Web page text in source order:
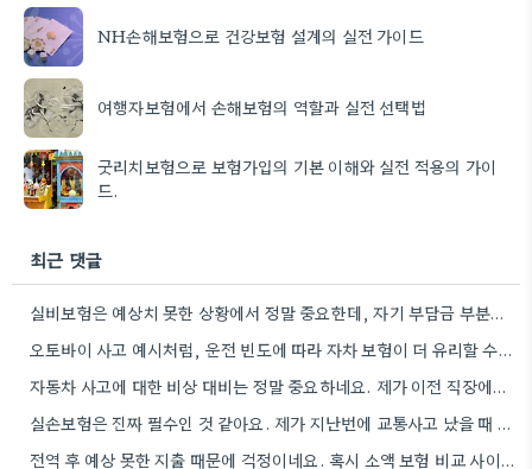
NH손해보험으로 건강보험 설계의 실전 가이드
여행자보험에서 손해보험의 역할과 실전 선택법
굿리치보험으로 보험가입의 기본 이해와 실전 적용의 가이
드.
최근 댓글
실비보험은 예상치 못한 상황에서 정말 중요한데, 자기 부담금 부분을 특히 꼼꼼히 확인하는 게 좋겠네요.
오토바이 사고 예시처럼, 운전 빈도에 따라 자차 보험이 더 유리할 수도 있겠네요.
자동차 사고에 대한 비상 대비는 정말 중요하네요. 제가 이전 직장에서 운전할 일이 거의 없었는데, 혹시…
실손보험은 진짜 필수인 것 같아요. 제가 지난번에 교통사고 났을 때 덕분에 큰 걱정 없이 치료받을…
전역 후 예상 못한 지출 때문에 걱정이네요. 혹시 소액 보험 비교 사이트를 이용해 보셨나요?